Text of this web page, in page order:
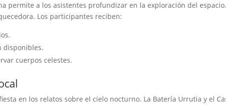
permite a los asistentes profundizar en la exploración del
Los participantes reciben:
disponibles.
cuerpos celestes.
en los relatos sobre el cielo nocturno. La Batería Urrutia y el